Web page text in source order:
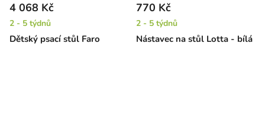
Dětský psací stůl Faro
4 068 Kč
2 - 5 týdnů
Nástavec na stůl Lotta - bílá
770 Kč
2 - 5 týdnů